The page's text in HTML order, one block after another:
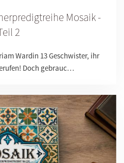
Mosaik -
2
Wardin 13 Geschwister, ihr
Doch gebrauc…